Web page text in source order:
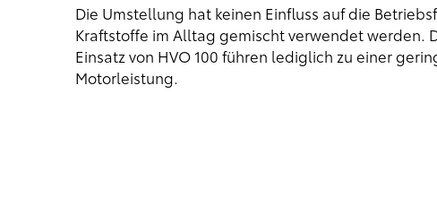
Die Umstellung hat keinen Einfluss auf die
Kraftstoffe im Alltag gemischt verwendet werden.
Einsatz von HVO 100 führen lediglich zu einer
Motorleistung.